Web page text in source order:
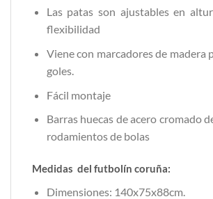
Las patas son ajustables en
flexibilidad
Viene con marcadores de madera
goles.
Fácil montaje
Barras huecas de acero cromado
rodamientos de bolas
Medidas del futbolín coruña:
Dimensiones: 140x75x88cm.